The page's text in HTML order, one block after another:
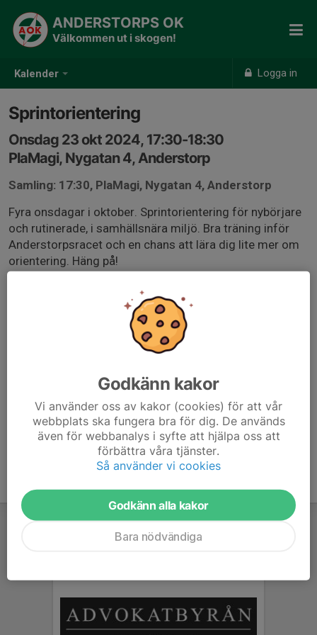
Kalender Logga in
ANDERSTORPS OK
Välkommen ut i skogen!
Sprintorientering
Onsdag 23 okt 2024, 17:30-18:30
PlaMagi, Nygatan 4, Anderstorp
Samling: 17:30, PlaMagi, Nygatan 4, Anderstorp
Fyra onsdagar i oktober. Sprintorientering för nybörjare
och rutinerade, i samhällsnära miljö. Bra träning inför
Anderstorpsracet och en chans att lära dig lite mer om
orientering. Häng på!
Ta med sportidentpinne och kompass om du har.
Reflexväst och ev pannlampa.
Läs mer på länken nedan.
entering-i-oktoberGodkänn kakor
Vi använder oss av kakor (cookies) för att vår
webbplats ska fungera bra för dig. De används
även för webbanalys i syfte att hjälpa oss att
förbättra våra tjänster.
Så använder vi cookies
Godkänn alla kakor
Bara nödvändiga